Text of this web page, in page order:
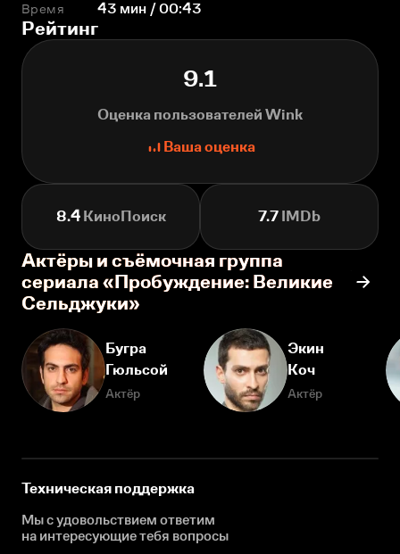
Время 43 мин / 00:43
Рейтинг
9.1
Оценка пользователей Wink
Ваша оценка
8.4КиноПоиск 7.7 IMDb
Актёры и съёмочная группа
сериала «Пробуждение: Великие
Сельджуки»
Бугра
Гюльсой
Актёр
Экин
Коч
Актёр
Техническая поддержка
Мы с удовольствием ответим
на интересующиетебя вопросы